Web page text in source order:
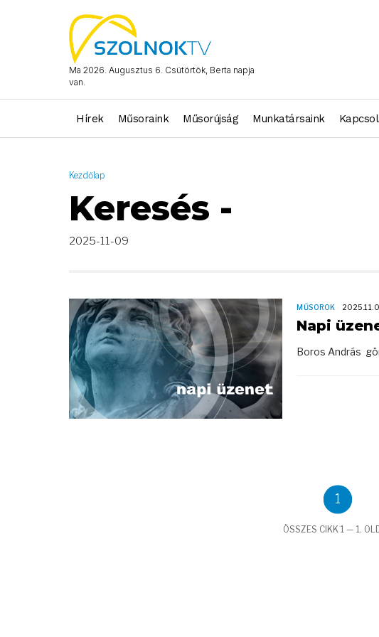
Ma 2026. Augusztus 6. Csütörtök, Berta napja
van.
Hírek Műsoraink Műsorújság Munkatársaink
Kezdőlap
Keresés -
2025-11-09
MŰSOROK
Napi
Boros András
1
ÖSSZES CIKK 1 — 1.